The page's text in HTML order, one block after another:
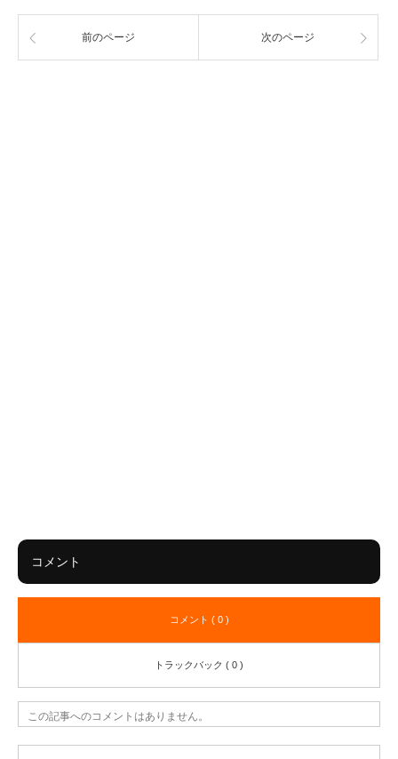
前のページ 次のページ
コメント
コメント ( 0 )
トラックバック ( 0 )
この記事へのコメントはありません。